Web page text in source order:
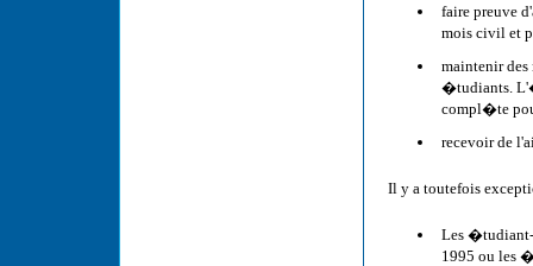
faire preuve
mois civil et
maintenir
�tudiants.
compl�te
recevoir de
Il y a toutefois
Les
1995 ou les